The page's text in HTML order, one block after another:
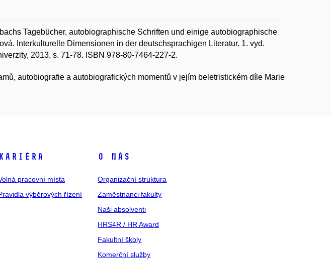
Tagebücher, autobiographische Schriften und einige autobiographische
Interkulturelle Dimensionen in der deutschsprachigen Literatur. 1. vyd.
2013, s. 71-78. ISBN 978-80-7464-227-2.
autobiografie a autobiografických momentů v jejím beletristickém díle Marie
Kariéra
pracovní místa
výběrových řízení
O nás
Organizační struktura
Zaměstnanci fakulty
Naši absolventi
HRS4R / HR Award
Fakultní školy
Komerční služby